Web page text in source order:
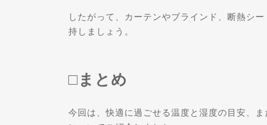
したがって、カーテンやブラインド、断熱シ
持しましょう。
□まとめ
今回は、快適に過ごせる温度と湿度の目安、